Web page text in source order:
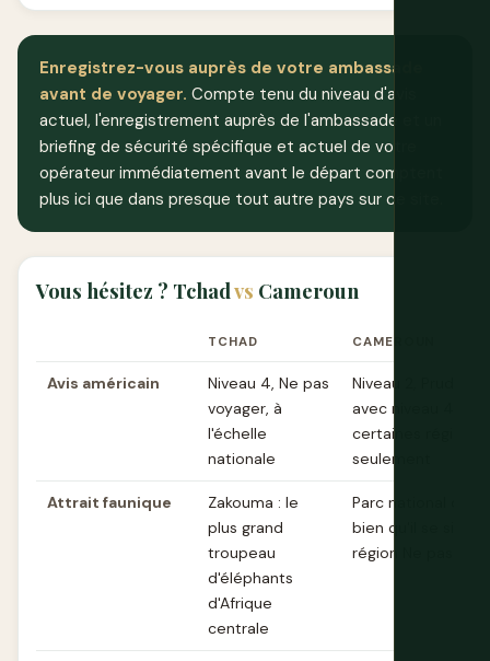
Enregistrez-vous auprès de votre ambassade
avant de voyager. Compte tenu du niveau d'avis
actuel, l'enregistrement auprès de l'ambassade et un
briefing de sécurité spécifique et actuel de votre
opérateur immédiatement avant le départ comptent
plus ici que dans presque tout autre pays sur ce site.
Vous hésitez ? Tchadvs Cameroun
TCHAD CAMEROUN
Avis américain
Niveau 4, Ne pas
voyager, à
l'échelle
nationale
Niveau 2,
avec niveau 4
certaines régions
seulement
Attrait faunique
Zakouma : le
plus grand
troupeau
d'éléphants
d'Afrique
centrale
Parc national de
bien qu'il se situe
région Ne pas